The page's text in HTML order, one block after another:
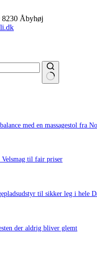
8230 Åbyhøj
med en massagestol fra
Velsmag til fair priser
til sikker leg i hele
der aldrig bliver glemt